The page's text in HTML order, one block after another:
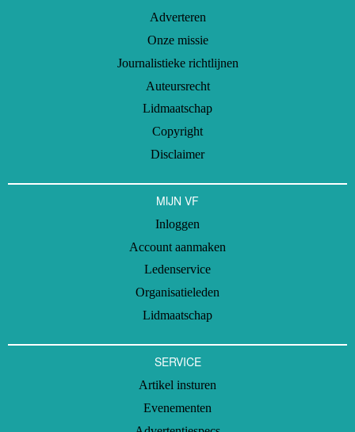
Adverteren
Onze missie
Journalistieke richtlijnen
Auteursrecht
Lidmaatschap
Copyright
Disclaimer
MIJN VF
Inloggen
Account aanmaken
Ledenservice
Organisatieleden
Lidmaatschap
SERVICE
Artikel insturen
Evenementen